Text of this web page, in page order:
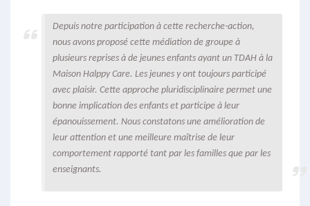
Depuis notre participation à cette recherche-action,
nous avons proposé cette médiation de groupe à
plusieurs reprises à de jeunes enfants ayant un TDAH à la
Maison Halppy Care. Les jeunes y ont toujours participé
avec plaisir. Cette approche pluridisciplinaire permet une
bonne implication des enfants et participe à leur
épanouissement. Nous constatons une amélioration de
leur attention et une meilleure maîtrise de leur
comportement rapporté tant par les familles que par les
enseignants.